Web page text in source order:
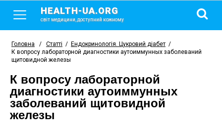
HEALTH-UA.ORG
світ медицини, доступний кожному
Головна / Статті / Ендокринологія. Цукровий діабет /
К вопросу лабораторной диагностики аутоиммунных заболеваний
щитовидной железы
К вопросу лабораторной
диагностики аутоиммунных
заболеваний щитовидной
железы